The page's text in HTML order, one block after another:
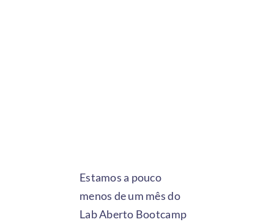
Estamos a pouco
menos de um mês do
Lab Aberto Bootcamp